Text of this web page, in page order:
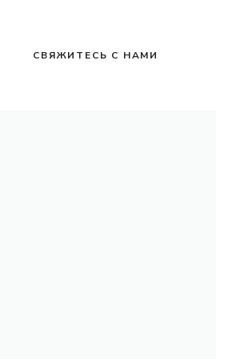
СВЯЖИТЕСЬ С НАМИ